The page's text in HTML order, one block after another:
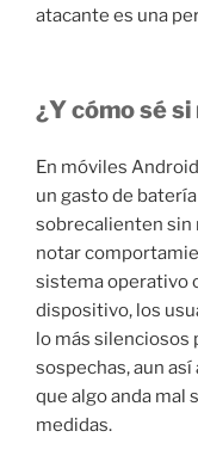
atacante es una
¿Y cómo sé
En móviles
un gasto de
sobrecalienten sin
notar
sistema operativo
dispositivo, los
lo más silenciosos
sospechas, aun
que algo anda mal
medidas.